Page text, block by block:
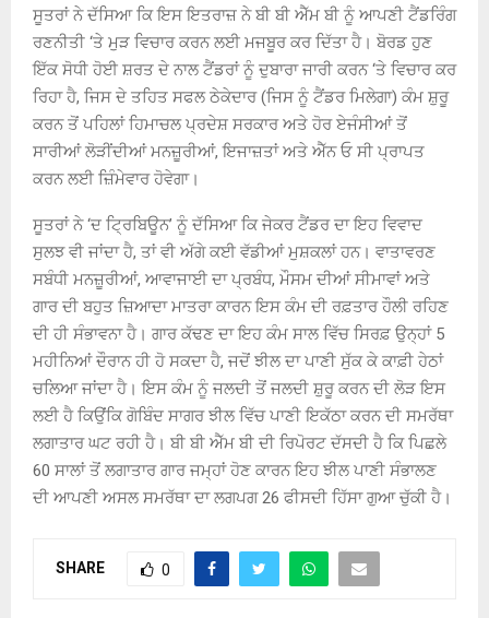
ਸੂਤਰਾਂ ਨੇ ਦੱਸਿਆ ਕਿ ਇਸ ਇਤਰਾਜ਼ ਨੇ ਬੀ ਬੀ ਐੱਮ ਬੀ ਨੂੰ ਆਪਣੀ ਟੈਂਡਰਿੰਗ
ਰਣਨੀਤੀ ‘ਤੇ ਮੁੜ ਵਿਚਾਰ ਕਰਨ ਲਈ ਮਜਬੂਰ ਕਰ ਦਿੱਤਾ ਹੈ। ਬੋਰਡ ਹੁਣ
ਇੱਕ ਸੋਧੀ ਹੋਈ ਸ਼ਰਤ ਦੇ ਨਾਲ ਟੈਂਡਰਾਂ ਨੂੰ ਦੁਬਾਰਾ ਜਾਰੀ ਕਰਨ ‘ਤੇ ਵਿਚਾਰ ਕਰ
ਰਿਹਾ ਹੈ, ਜਿਸ ਦੇ ਤਹਿਤ ਸਫਲ ਠੇਕੇਦਾਰ (ਜਿਸ ਨੂੰ ਟੈਂਡਰ ਮਿਲੇਗਾ) ਕੰਮ ਸ਼ੁਰੂ
ਕਰਨ ਤੋਂ ਪਹਿਲਾਂ ਹਿਮਾਚਲ ਪ੍ਰਦੇਸ਼ ਸਰਕਾਰ ਅਤੇ ਹੋਰ ਏਜੰਸੀਆਂ ਤੋਂ
ਸਾਰੀਆਂ ਲੋੜੀਂਦੀਆਂ ਮਨਜ਼ੂਰੀਆਂ, ਇਜਾਜ਼ਤਾਂ ਅਤੇ ਐੱਨ ਓ ਸੀ ਪ੍ਰਾਪਤ
ਕਰਨ ਲਈ ਜ਼ਿੰਮੇਵਾਰ ਹੋਵੇਗਾ।
ਸੂਤਰਾਂ ਨੇ ‘ਦ ਟ੍ਰਿਬਿਊਨ’ ਨੂੰ ਦੱਸਿਆ ਕਿ ਜੇਕਰ ਟੈਂਡਰ ਦਾ ਇਹ ਵਿਵਾਦ
ਸੁਲਝ ਵੀ ਜਾਂਦਾ ਹੈ, ਤਾਂ ਵੀ ਅੱਗੇ ਕਈ ਵੱਡੀਆਂ ਮੁਸ਼ਕਲਾਂ ਹਨ। ਵਾਤਾਵਰਣ
ਸਬੰਧੀ ਮਨਜ਼ੂਰੀਆਂ, ਆਵਾਜਾਈ ਦਾ ਪ੍ਰਬੰਧ, ਮੌਸਮ ਦੀਆਂ ਸੀਮਾਵਾਂ ਅਤੇ
ਗਾਰ ਦੀ ਬਹੁਤ ਜ਼ਿਆਦਾ ਮਾਤਰਾ ਕਾਰਨ ਇਸ ਕੰਮ ਦੀ ਰਫ਼ਤਾਰ ਹੌਲੀ ਰਹਿਣ
ਦੀ ਹੀ ਸੰਭਾਵਨਾ ਹੈ। ਗਾਰ ਕੱਢਣ ਦਾ ਇਹ ਕੰਮ ਸਾਲ ਵਿੱਚ ਸਿਰਫ਼ ਉਨ੍ਹਾਂ 5
ਮਹੀਨਿਆਂ ਦੌਰਾਨ ਹੀ ਹੋ ਸਕਦਾ ਹੈ, ਜਦੋਂ ਝੀਲ ਦਾ ਪਾਣੀ ਸੁੱਕ ਕੇ ਕਾਫ਼ੀ ਹੇਠਾਂ
ਚਲਿਆ ਜਾਂਦਾ ਹੈ। ਇਸ ਕੰਮ ਨੂੰ ਜਲਦੀ ਤੋਂ ਜਲਦੀ ਸ਼ੁਰੂ ਕਰਨ ਦੀ ਲੋੜ ਇਸ
ਲਈ ਹੈ ਕਿਉਂਕਿ ਗੋਬਿੰਦ ਸਾਗਰ ਝੀਲ ਵਿੱਚ ਪਾਣੀ ਇਕੱਠਾ ਕਰਨ ਦੀ ਸਮਰੱਥਾ
ਲਗਾਤਾਰ ਘਟ ਰਹੀ ਹੈ। ਬੀ ਬੀ ਐੱਮ ਬੀ ਦੀ ਰਿਪੋਰਟ ਦੱਸਦੀ ਹੈ ਕਿ ਪਿਛਲੇ
60 ਸਾਲਾਂ ਤੋਂ ਲਗਾਤਾਰ ਗਾਰ ਜਮ੍ਹਾਂ ਹੋਣ ਕਾਰਨ ਇਹ ਝੀਲ ਪਾਣੀ ਸੰਭਾਲਣ
ਦੀ ਆਪਣੀ ਅਸਲ ਸਮਰੱਥਾ ਦਾ ਲਗਪਗ 26 ਫੀਸਦੀ ਹਿੱਸਾ ਗੁਆ ਚੁੱਕੀ ਹੈ।
SHARE 0